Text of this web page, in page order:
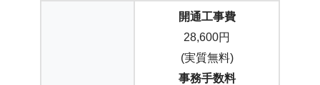
開通工事費
28,600円
(実質無料)
事務手数料